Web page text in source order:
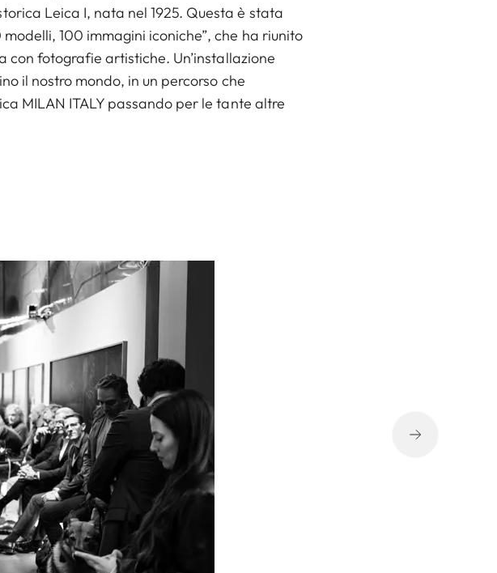
Leica I, nata nel 1925. Questa è stata
100 immagini iconiche”, che ha riunito
fotografie artistiche. Un’installazione
il nostro mondo, in un percorso che
MILAN ITALY passando per le tante altre